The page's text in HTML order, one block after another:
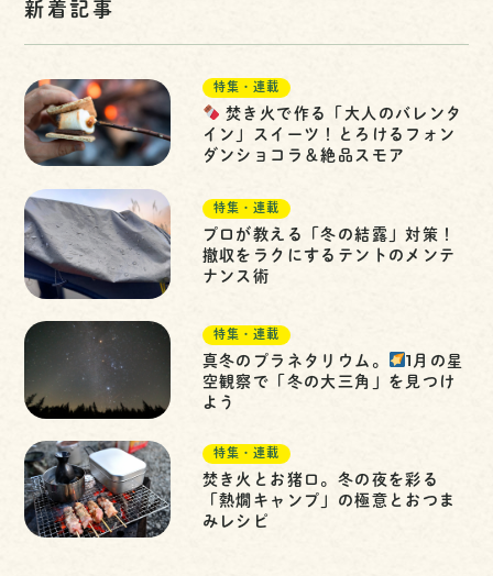
新着記事
特集・連載
焚き火で作る「大人のバレンタ
イン」スイーツ！とろけるフォン
ダンショコラ＆絶品スモア
特集・連載
プロが教える「冬の結露」対策！
撤収をラクにするテントのメンテ
ナンス術
特集・連載
真冬のプラネタリウム。
1月の星
空観察で「冬の大三角」を見つけ
よう
特集・連載
焚き火とお猪口。冬の夜を彩る
「熱燗キャンプ」の極意とおつま
みレシピ